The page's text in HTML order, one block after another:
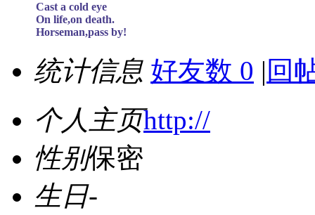
Cast a cold eye
On life,on death.
Horseman,pass by!
统计信息 好友数 0 | 回
个人主页http://
性别保密
生日-